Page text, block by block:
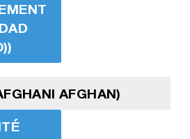
AFGHAN)